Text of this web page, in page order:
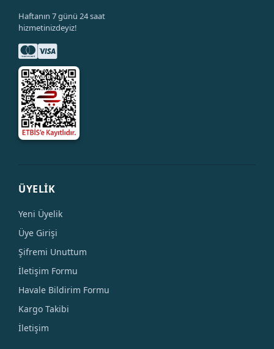
Haftanın 7 günü 24 saat
hizmetinizdeyiz!
ÜYELİK
Yeni Üyelik
Üye Girişi
Şifremi Unuttum
İletişim Formu
Havale Bildirim Formu
Kargo Takibi
İletişim